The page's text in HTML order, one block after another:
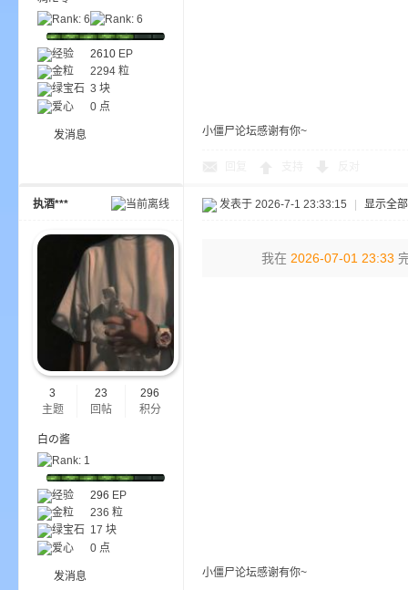
经验 2610 EP
金粒
2294 粒
绿宝石 3 块
爱心
0 点
发消息 小僵尸论坛感谢有你~
执酒***
3
主题
23
回帖
296
积分
白の酱
经验 296 EP
金粒
236 粒
绿宝石 17 块
爱心
0 点
发消息
发表于 2026-7-1 23:33:15 显示全
我在 2026-07-01 23:33
小僵尸论坛感谢有你~